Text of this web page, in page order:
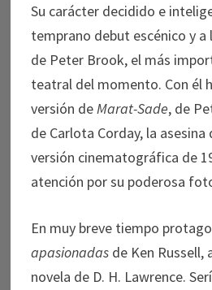
Su carácter decidido e
temprano debut escénico y
de Peter Brook, el más
teatral del momento. Con él
versión de Marat-Sade, de
de Carlota Corday, la asesina
versión cinematográfica de
atención por su poderosa
En muy breve tiempo
apasionadas de Ken Russell,
novela de D. H. Lawrence.